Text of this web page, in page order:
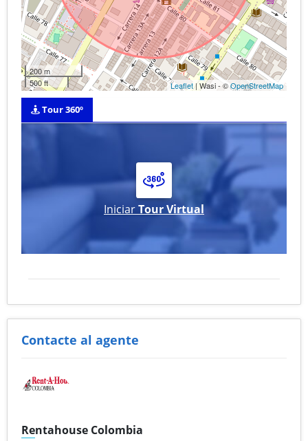
200 m
500 ft
Leaflet| Wasi - ©OpenStreetMap
Tour 360º
IniciarTour Virtual
Contacte al agente
Rentahouse Colombia